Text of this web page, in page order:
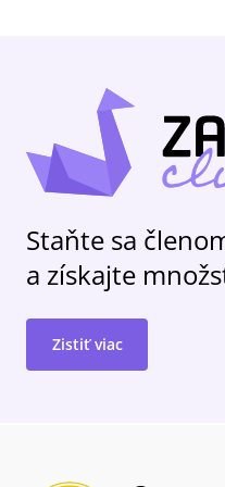
Staňte sa
a získajte
Zistiť viac